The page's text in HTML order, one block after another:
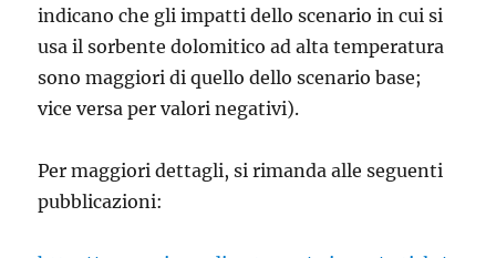
indicano che gli impatti dello scenario in cui si
usa il sorbente dolomitico ad alta temperatura
sono maggiori di quello dello scenario base;
vice versa per valori negativi).
Per maggiori dettagli, si rimanda alle seguenti
pubblicazioni: